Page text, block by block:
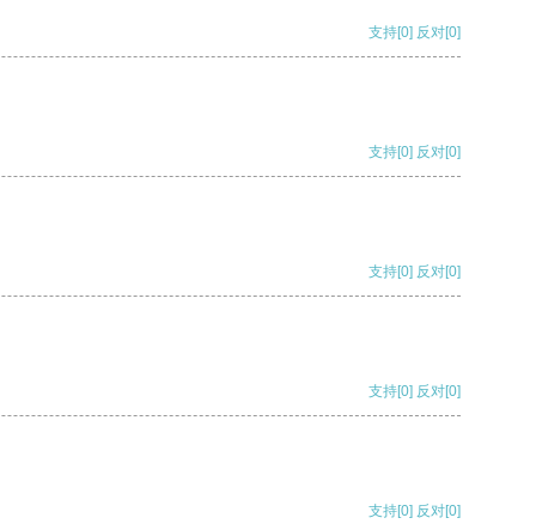
支持[0] 反对[0]
支持[0] 反对[0]
支持[0] 反对[0]
支持[0] 反对[0]
支持[0] 反对[0]